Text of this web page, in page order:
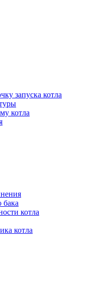
запуска котла
котла
бака
котла
котла